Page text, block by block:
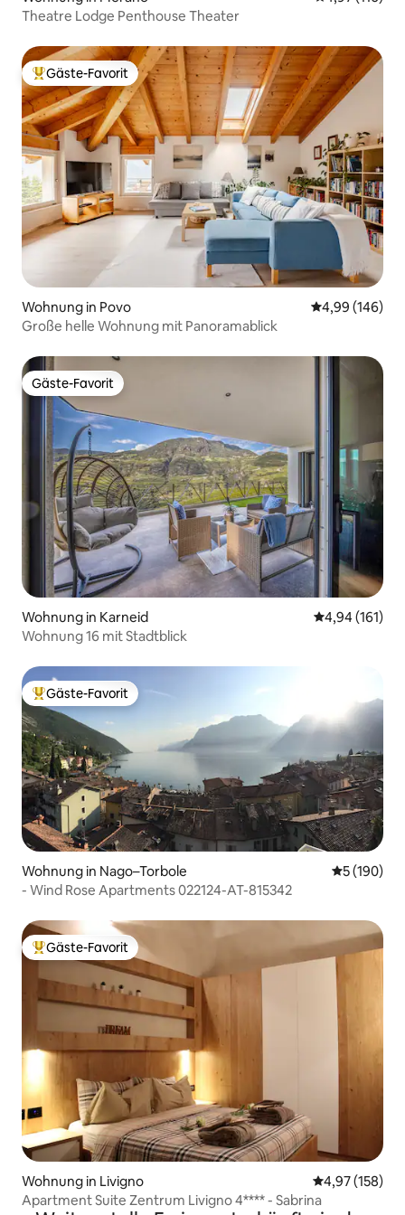
Theatre Lodge Penthouse Theater
Beliebter Gäste-Favorit.
Gäste-Favorit
Wohnung in Povo
4,99 (146)
Große helle Wohnung mit Panoramablick
Gäste-Favorit
Gäste-Favorit
Wohnung in Karneid
4,94 (161)
Wohnung 16 mit Stadtblick
Beliebter Gäste-Favorit.
Gäste-Favorit
Wohnung in Nago–Torbole
5 (190)
- Wind Rose Apartments 022124-AT-815342
Beliebter Gäste-Favorit.
Gäste-Favorit
Wohnung in Livigno
4,97 (158)
Apartment Suite Zentrum Livigno 4**** - Sabrina